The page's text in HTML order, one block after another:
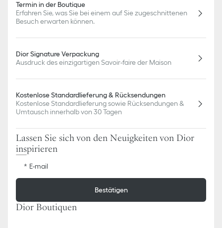
Termin in der Boutique
Erfahren Sie, was Sie bei einem auf Sie zugeschnittenen
Besuch erwarten können.
Dior Signature Verpackung
Ausdruck des einzigartigen Savoir-faire der Maison
Kostenlose Standardlieferung & Rücksendungen
Kostenlose Standardlieferung sowie Rücksendungen &
Umtausch innerhalb von 30 Tagen
Lassen Sie sich von den Neuigkeiten von Dior
inspirieren
E-mail
Bestätigen
Dior Boutiquen